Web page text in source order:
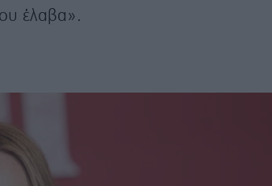
έλαβα».